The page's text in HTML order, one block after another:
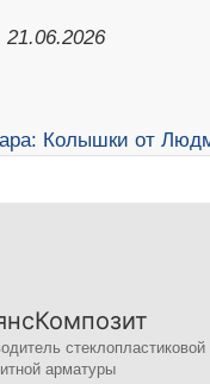
стеклопластиковой
арматуры